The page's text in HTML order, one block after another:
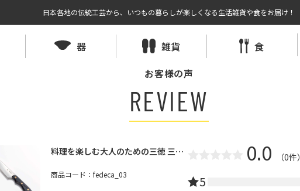
日本各地の伝統工芸から、いつもの暮らしが楽しくなる生活雑貨や食をお届け！
器 雑貨
食
お客様の声
REVIEW
料理を楽しむ大人のための三徳 三徳
12.3cm｜FEDECA
商品コード： fedeca_03
0.0 （0
5